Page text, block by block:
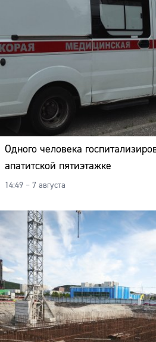
Одного человека
апатитской пятиэтажке
14:49 – 7 августа
Адрес:
Телефон: